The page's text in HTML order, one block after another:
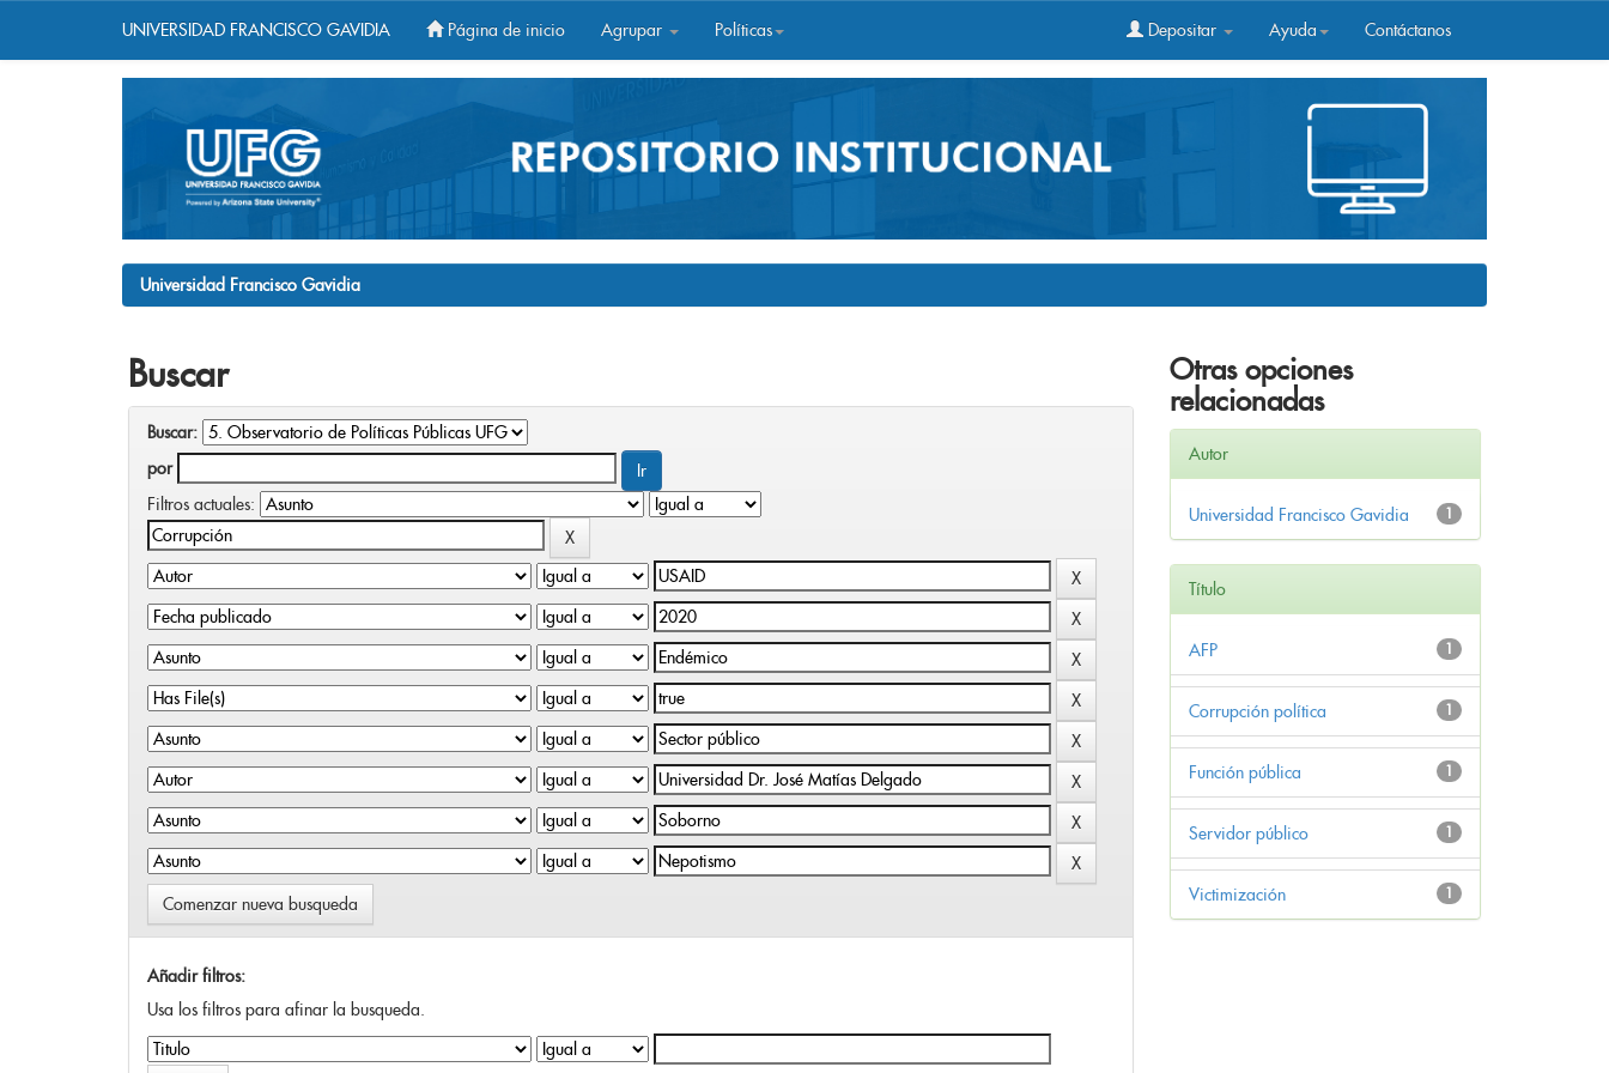
UNIVERSIDAD FRANCISCO GAVIDIA Página de inicio Agrupar Políticas Depositar Ayuda Contáctanos
Universidad Francisco Gavidia
Buscar
Buscar:
por
Filtros actuales:
Comenzar nueva busqueda
Añadir filtros:
Usa los filtros para afinar la busqueda.
Otras opciones
relacionadas
Autor
1
Universidad Francisco Gavidia
Título
1
AFP
1
Corrupción política
1
Función pública
1
Servidor público
1
Victimización